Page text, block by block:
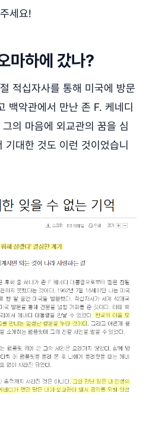
세요!
마하에 갔나?
적십자사를 통해 미국에 방문
백악관에서 만난 존 F. 케네디
의 마음에 외교관의 꿈을 심
대한 것도 이런 것이었습니